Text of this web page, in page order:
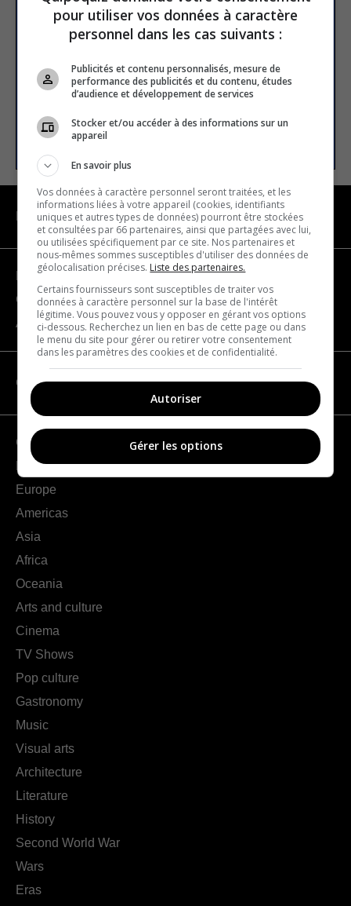
newsletter
Email address
SUBSCRIBE
NAVIGATION
Become a partner
Contact us
About us
CATEGORIES
Geography
France
Europe
Americas
Asia
Africa
Oceania
Arts and culture
Cinema
TV Shows
Pop culture
Gastronomy
Music
Visual arts
Architecture
Literature
History
Second World War
Wars
Eras
pour utiliser vos données à caractère
personnel dans les cas suivants :
Publicités et contenu personnalisés, mesure de
performance des publicités et du contenu, études
d’audience et développement de services
Stocker et/ou accéder à des informations sur un
appareil
En savoir plus
Vos données à caractère personnel seront traitées, et les
informations liées à votre appareil (cookies, identifiants
uniques et autres types de données) pourront être stockées
et consultées par 66 partenaires, ainsi que partagées avec lui,
ou utilisées spécifiquement par ce site. Nos partenaires et
nous-mêmes sommes susceptibles d'utiliser des données de
géolocalisation précises. Liste des partenaires.
Certains fournisseurs sont susceptibles de traiter vos
données à caractère personnel sur la base de l'intérêt
légitime. Vous pouvez vous y opposer en gérant vos options
ci-dessous. Recherchez un lien en bas de cette page ou dans
le menu du site pour gérer ou retirer votre consentement
dans les paramètres des cookies et de confidentialité.
Autoriser
Gérer les options